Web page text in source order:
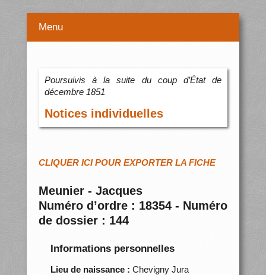
Menu
Poursuivis à la suite du coup d’État de
décembre 1851
Notices individuelles
CLIQUER ICI POUR EXPORTER LA FICHE
Meunier - Jacques
Numéro d’ordre : 18354 - Numéro
de dossier : 144
Informations personnelles
Lieu de naissance : Chevigny Jura